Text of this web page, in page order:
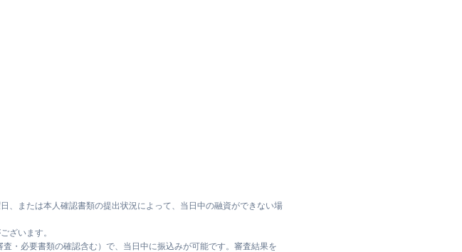
、または本人確認書類の提出状況によって、当日中の融資ができない場
ざいます。
・必要書類の確認含む）で、当日中に振込みが可能です。審査結果を